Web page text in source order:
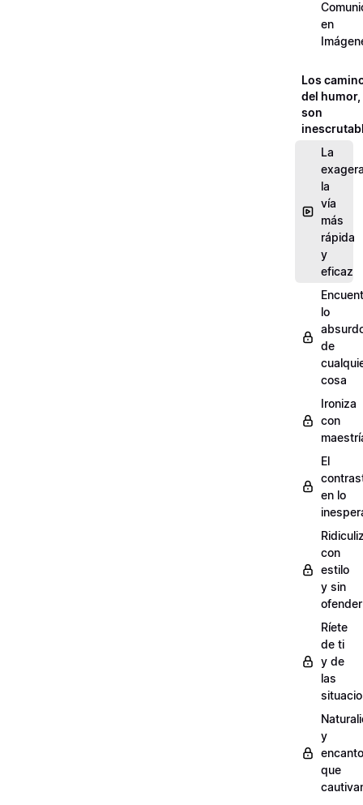
en
Los
del humor,
son
La
la
vía
más
rápida
y
eficaz
lo
de
cosa
Ironiza
con
El
en lo
con
estilo
y sin
ofender
Ríete
de ti
y de
las
y
encanto
que